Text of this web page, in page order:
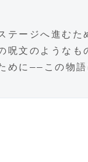
ージへ進むた
文のようなも
めに――この物